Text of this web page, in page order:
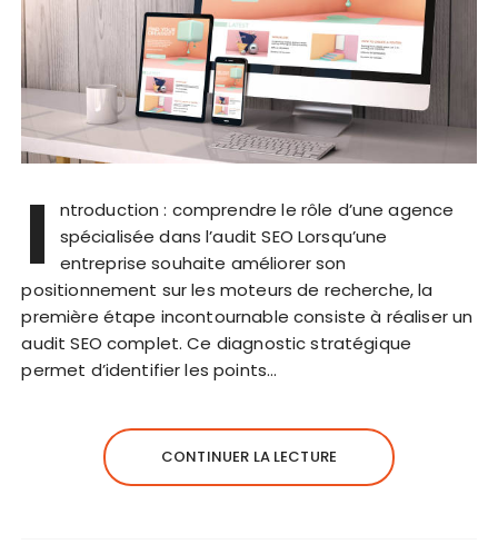
I
ntroduction : comprendre le rôle d’une agence
spécialisée dans l’audit SEO Lorsqu’une
entreprise souhaite améliorer son
positionnement sur les moteurs de recherche, la
première étape incontournable consiste à réaliser un
audit SEO complet. Ce diagnostic stratégique
permet d’identifier les points…
CONTINUER LA LECTURE